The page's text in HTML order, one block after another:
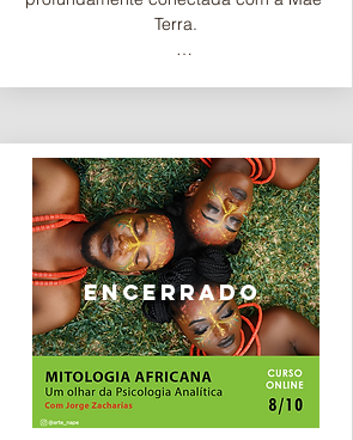
Terra.
compreender os chakras e a dimensão
social da mulher.
encerrado